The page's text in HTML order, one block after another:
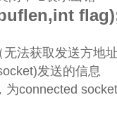
flag);
法获取发送方地址
发送的信息
为connected socket